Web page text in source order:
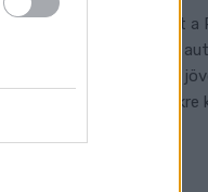
A BME vízmérnöke szerint
helyzetére sem jelentene
egy új dunai vízlépcső - a
pedig már a klímamodellekre